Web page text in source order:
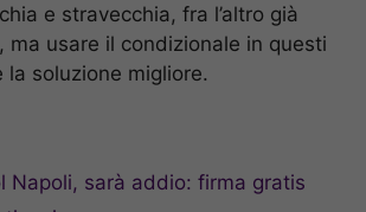
e stravecchia, fra l’altro già
ma usare il condizionale in questi
la soluzione migliore.
Napoli, sarà addio: firma gratis